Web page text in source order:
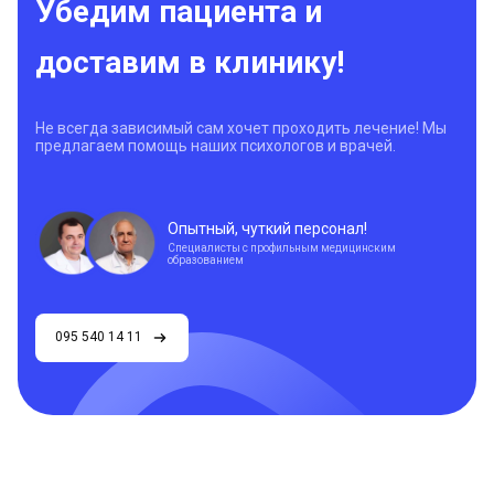
Убедим пациента и
доставим в клинику!
Не всегда зависимый сам хочет проходить лечение! Мы
предлагаем помощь наших психологов и врачей.
Опытный, чуткий персонал!
Специалисты с профильным медицинским
образованием
095 540 14 11